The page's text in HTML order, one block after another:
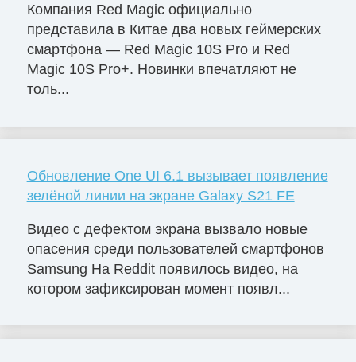
Компания Red Magic официально
представила в Китае два новых геймерских
смартфона — Red Magic 10S Pro и Red
Magic 10S Pro+. Новинки впечатляют не
толь...
Обновление One UI 6.1 вызывает появление
зелёной линии на экране Galaxy S21 FE
Видео с дефектом экрана вызвало новые
опасения среди пользователей смартфонов
Samsung На Reddit появилось видео, на
котором зафиксирован момент появл...